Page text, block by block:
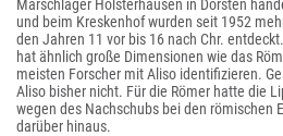
Marschlager Holsterhausen in Dorsten
und beim Kreskenhof wurden seit 1952
den Jahren 11 vor bis 16 nach Chr.
hat ähnlich große Dimensionen wie das
meisten Forscher mit Aliso identifizieren.
Aliso bisher nicht. Für die Römer hatte die
wegen des Nachschubs bei den römischen
darüber hinaus.